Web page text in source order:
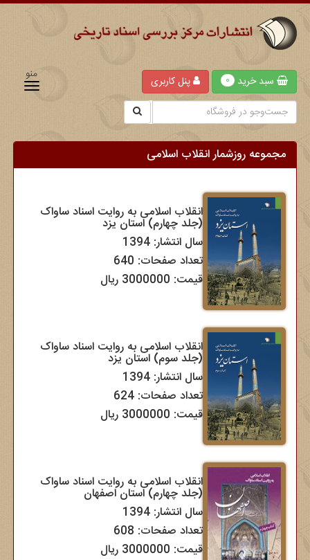
منو سبد خرید 0 پنل کاربری
مجموعه روزشمار انقلاب اسلامی
انقلاب اسلامی به روایت اسناد ساواک
(جلد چهارم) استان یزد
سال انتشار: 1394
تعداد صفحات: 640
قیمت: 3000000 ریال
انقلاب اسلامی به روایت اسناد ساواک
(جلد سوم) استان یزد
سال انتشار: 1394
تعداد صفحات: 624
قیمت: 3000000 ریال
انقلاب اسلامی به روایت اسناد ساواک
(جلد چهارم) استان اصفهان
سال انتشار: 1394
تعداد صفحات: 608
قیمت: 3000000 ریال